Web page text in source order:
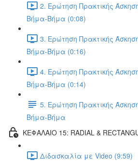
2. Ερώτηση Πρακτικής
Βήμα-Βήμα (0:08)
3. Ερώτηση Πρακτικής
Βήμα-Βήμα (0:16)
4. Ερώτηση Πρακτικής
Βήμα-Βήμα (0:14)
5. Ερώτηση Πρακτικής
Βήμα-Βήμα
ΚΕΦΑΛΑΙΟ 15: RADIAL &
Διδασκαλία με Video (9:59)